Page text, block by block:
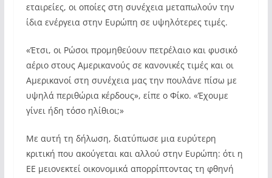
εταιρείες, οι οποίες στη συνέχεια μεταπωλούν την
ίδια ενέργεια στην Ευρώπη σε υψηλότερες τιμές.
«Έτσι, οι Ρώσοι προμηθεύουν πετρέλαιο και φυσικό
αέριο στους Αμερικανούς σε κανονικές τιμές και οι
Αμερικανοί στη συνέχεια μας την πουλάνε πίσω με
υψηλά περιθώρια κέρδους», είπε ο Φίκο. «Έχουμε
γίνει ήδη τόσο ηλίθιοι;»
Με αυτή τη δήλωση, διατύπωσε μια ευρύτερη
κριτική που ακούγεται και αλλού στην Ευρώπη: ότι η
ΕΕ μειονεκτεί οικονομικά απορρίπτοντας τη φθηνή